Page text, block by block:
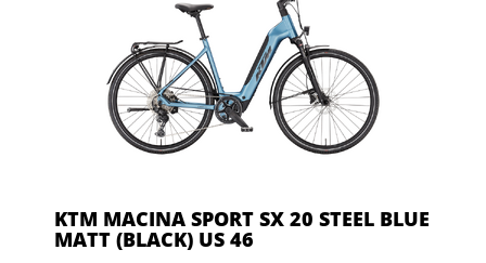
KTM MACINA SPORT SX 20 STEEL BLUE
MATT (BLACK) US 46